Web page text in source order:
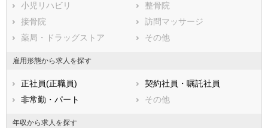
武蔵野市
三鷹市
青梅市
府中市
昭島市
調布市
町田市
東村山市
国分寺市
国立市
福生市
狛江市
小児リハビリ
整骨院
接骨院
訪問マッサージ
薬局・ドラッグストア
その他
雇用形態から求人を探す
正社員(正職員)
契約社員・嘱託社員
非常勤・パート
その他
年収から求人を探す